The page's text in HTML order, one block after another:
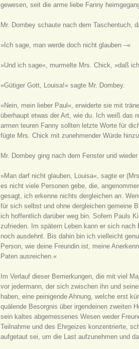
gewesen, seit die arme liebe Fanny
Mr. Dombey schaute nach dem Taschentuch,
»Ich sage, man werde doch nicht glauben –«
»Und ich sage«, murmelte Mrs. Chick, »daß
»Gütiger Gott, Louisa!« sagte Mr. Dombey.
»Nein, mein lieber Paul«, erwiderte sie mit
überhaupt etwas der Art, wie du. Ich weiß das
armen teuren Fanny sollten letzte Worte für
fügte Mrs. Chick mit zunehmender Würde
Mr. Dombey ging nach dem Fenster und wieder
»Man darf nicht glauben, Louisa«, sagte er
es nicht viele Personen gebe, die,
gesagt, ich erkenne nichts dergleichen an.
für sich selbst und ohne dergleichen gemeine
ich hoffentlich darüber weg bin. Sofern Pauls
zufrieden. Im spätern Leben kann er sich
noch ausdehnt. Bis dahin bin ich vielleicht
Person, wie deine Freundin ist, meine
Paten ausreichen.«
Im Verlauf dieser Bemerkungen, die mit viel
vor jedermann, der sich zwischen ihn und
haben, eine peinigende Ahnung, welche erst
quälende Besorgnis über irgendeinen zweiten
sein kaltes abgemessenes Wesen weder
Teilnahme und des Ehrgeizes konzentrierte,
aufgetaut sei, um die Last aufzunehmen und